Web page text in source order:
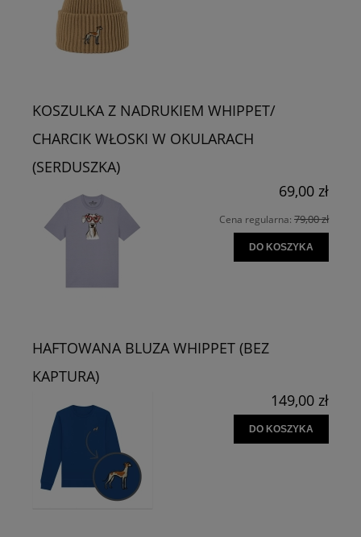
KOSZULKA Z NADRUKIEM WHIPPET/
CHARCIK WŁOSKI W OKULARACH
(SERDUSZKA)
69,00 zł
Cena regularna: 79,00 zł
DO KOSZYKA
HAFTOWANA BLUZA WHIPPET (BEZ
KAPTURA)
149,00 zł
DO KOSZYKA